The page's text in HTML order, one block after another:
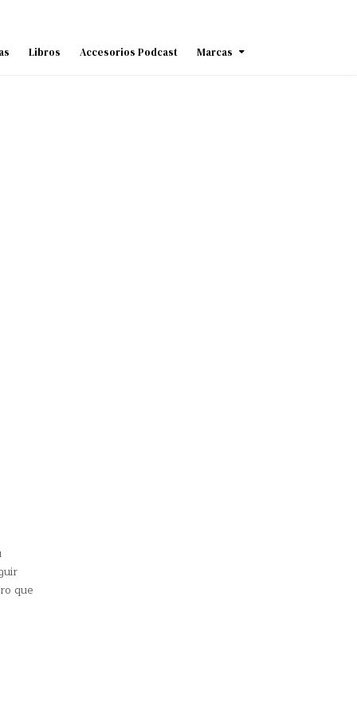
Libros Accesorios Podcast Marcas
que